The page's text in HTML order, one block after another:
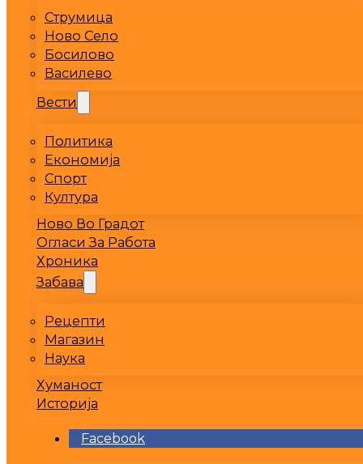
Струмица
Ново Село
Босилово
Василево
Вести
Политика
Економија
Спорт
Култура
Ново Во Градот
Огласи За Работа
Хроника
Забава
Рецепти
Магазин
Наука
Хуманост
Историја
Facebook